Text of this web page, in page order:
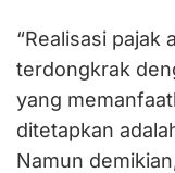
“Realisasi pajak
terdongkrak
yang
ditetapkan
Namun